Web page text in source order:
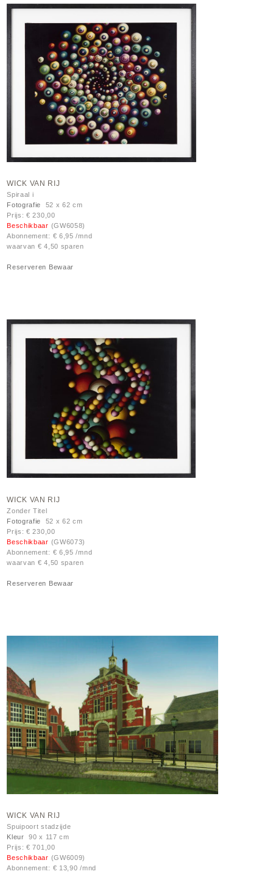
WICK VAN RIJ
Spiraal i
Fotografie 52 x 62 cm
Prijs: € 230,00
Beschikbaar (GW6058)
Abonnement: € 6,95 /mnd
waarvan € 4,50 sparen
Reserveren Bewaar
WICK VAN RIJ
Zonder Titel
Fotografie 52 x 62 cm
Prijs: € 230,00
Beschikbaar (GW6073)
Abonnement: € 6,95 /mnd
waarvan € 4,50 sparen
Reserveren Bewaar
WICK VAN RIJ
Spuipoort stadzijde
Kleur 90 x 117 cm
Prijs: € 701,00
Beschikbaar (GW6009)
Abonnement: € 13,90 /mnd